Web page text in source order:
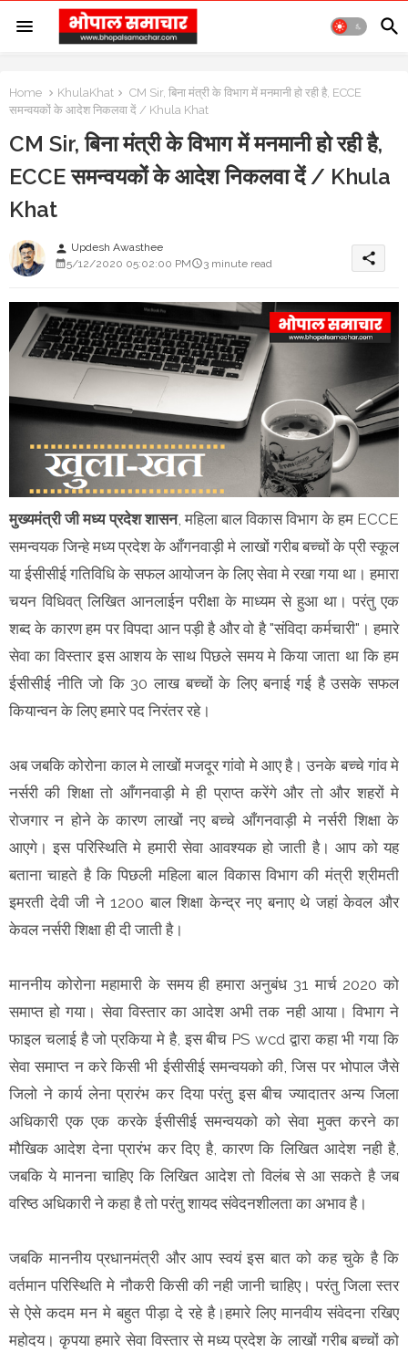
Home KhulaKhat
CM Sir, बिना मंत्री के विभाग में मनमानी हो रही है, ECCE
समन्वयकों के आदेश निकलवा दें / Khula Khat
CM Sir, बिना मंत्री के विभाग में मनमानी हो रही है,
ECCE समन्वयकों के आदेश निकलवा दें / Khula
Khat
person Updesh Awasthee
5/12/2020 05:02:00 PM
3 minute read share
मुख्यमंत्री जी मध्य प्रदेश शासन, महिला बाल विकास विभाग के हम ECCE
समन्वयक जिन्हे मध्य प्रदेश के आँगनवाड़ी मे लाखों गरीब बच्चों के प्री स्कूल
या ईसीसीई गतिविधि के सफल आयोजन के लिए सेवा मे रखा गया था। हमारा
चयन विधिवत् लिखित आनलाईन परीक्षा के माध्यम से हुआ था। परंतु एक
शब्द के कारण हम पर विपदा आन पड़ी है और वो है "संविदा कर्मचारी"। हमारे
सेवा का विस्तार इस आशय के साथ पिछले समय मे किया जाता था कि हम
ईसीसीई नीति जो कि 30 लाख बच्चों के लिए बनाई गई है उसके सफल
कियान्वन के लिए हमारे पद निरंतर रहे।
अब जबकि कोरोना काल मे लाखों मजदूर गांवो मे आए है। उनके बच्चे गांव मे
नर्सरी की शिक्षा तो आँगनवाड़ी मे ही प्राप्त करेंगे और तो और शहरों मे
रोजगार न होने के कारण लाखों नए बच्चे आँगनवाड़ी मे नर्सरी शिक्षा के
आएगे। इस परिस्थिति मे हमारी सेवा आवश्यक हो जाती है। आप को यह
बताना चाहते है कि पिछली महिला बाल विकास विभाग की मंत्री श्रीमती
इमरती देवी जी ने 1200 बाल शिक्षा केन्द्र नए बनाए थे जहां केवल और
केवल नर्सरी शिक्षा ही दी जाती है।
माननीय कोरोना महामारी के समय ही हमारा अनुबंध 31 मार्च 2020 को
समाप्त हो गया। सेवा विस्तार का आदेश अभी तक नही आया। विभाग ने
फाइल चलाई है जो प्रकिया मे है, इस बीच PS wcd द्वारा कहा भी गया कि
सेवा समाप्त न करे किसी भी ईसीसीई समन्वयको की, जिस पर भोपाल जैसे
जिलो ने कार्य लेना प्रारंभ कर दिया परंतु इस बीच ज्यादातर अन्य जिला
अधिकारी एक एक करके ईसीसीई समन्वयको को सेवा मुक्त करने का
मौखिक आदेश देना प्रारंभ कर दिए है, कारण कि लिखित आदेश नही है,
जबकि ये मानना चाहिए कि लिखित आदेश तो विलंब से आ सकते है जब
वरिष्ठ अधिकारी ने कहा है तो परंतु शायद संवेदनशीलता का अभाव है।
जबकि माननीय प्रधानमंत्री और आप स्वयं इस बात को कह चुके है कि
वर्तमान परिस्थिति मे नौकरी किसी की नही जानी चाहिए। परंतु जिला स्तर
से ऐसे कदम मन मे बहुत पीड़ा दे रहे है।हमारे लिए मानवीय संवेदना रखिए
महोदय। कृपया हमारे सेवा विस्तार से मध्य प्रदेश के लाखों गरीब बच्चों को